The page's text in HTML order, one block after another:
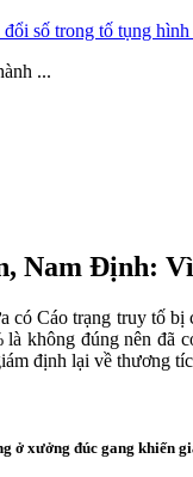
số trong tố tụng
...
Nam Định:
Cáo trạng truy tố
không đúng nên
định lại về thương
ở xưởng đúc gang khiến